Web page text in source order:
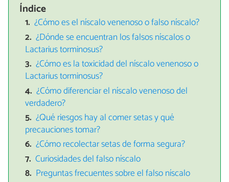
Índice
¿Cómo es el níscalo venenoso o falso níscalo?
¿Dónde se encuentran los falsos níscalos o
Lactarius torminosus?
¿Cómo es la toxicidad del níscalo venenoso o
Lactarius torminosus?
¿Cómo diferenciar el níscalo venenoso del
verdadero?
¿Qué riesgos hay al comer setas y qué
precauciones tomar?
¿Cómo recolectar setas de forma segura?
Curiosidades del falso níscalo
Preguntas frecuentes sobre el falso níscalo